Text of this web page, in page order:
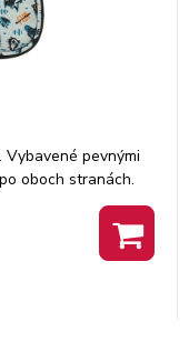
pevnými
oboch stranách.
písacích potrieb či
2. stupni a starších
22x10x5cm.